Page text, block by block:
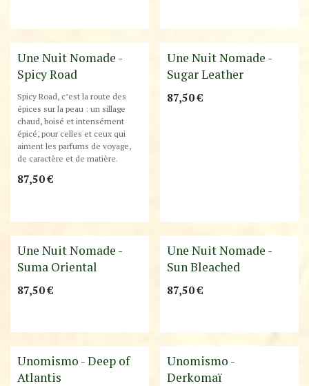
Nouveauté
Une Nuit Nomade -
Spicy Road
Spicy Road, c’est la route des
épices sur la peau : un sillage
chaud, boisé et intensément
épicé, pour celles et ceux qui
aiment les parfums de voyage,
de caractère et de matière.
87,50€
Best-Seller !
Une Nuit Nomade -
Sugar Leather
87,50€
Une Nuit Nomade -
Suma Oriental
87,50€
Best-Seller !
Une Nuit Nomade -
Sun Bleached
87,50€
Unomismo - Deep of
Atlantis
Unomismo -
Derkomaï